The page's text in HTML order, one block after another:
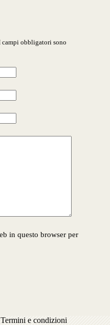
campi obbligatori sono
in questo browser per
Termini e condizioni